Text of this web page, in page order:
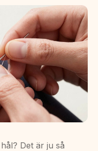
Det är ju så